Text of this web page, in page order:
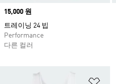
Price
15,000 원
트레이닝 24 빕
Performance
다른 컬러